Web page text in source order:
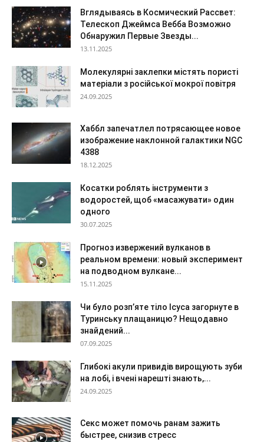
Вглядываясь в Космический Рассвет:
Телескоп Джеймса Вебба Возможно
Обнаружил Первые Звезды...
13.11.2025
Молекулярні заклепки містять пористі
матеріали з російської мокрої повітря
24.09.2025
Хаббл запечатлел потрясающее новое
изображение наклонной галактики NGC
4388
18.12.2025
Косатки роблять інструменти з
водоростей, щоб «масажувати» один
одного
30.07.2025
Прогноз извержений вулканов в
реальном времени: новый эксперимент
на подводном вулкане...
15.11.2025
Чи було розп’яте тіло Ісуса загорнуте в
Туринську плащаницю? Нещодавно
знайдений...
07.09.2025
Глибокі акули привидів вирощують зуби
на лобі, і вчені нарешті знають,...
24.09.2025
Секс может помочь ранам зажить
быстрее, снизив стресс